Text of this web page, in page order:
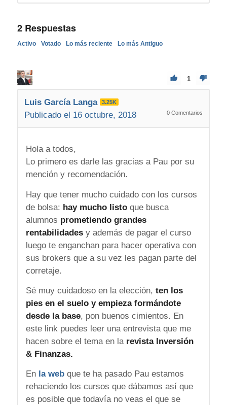
2Respuestas
Activo Votado Lo más reciente Lo más Antiguo
1
Luis García Langa 3.25K
Publicado el 16 octubre, 2018 0 Comentarios
Hola a todos,
Lo primero es darle las gracias a Pau por su
mención y recomendación.
Hay que tener mucho cuidado con los cursos
de bolsa: hay mucho listoque busca
alumnos prometiendo grandes
rentabilidadesy además de pagar el curso
luego te enganchan para hacer operativa con
sus brokers que a su vez les pagan parte del
corretaje.
Sé muy cuidadoso en la elección, ten los
pies en el suelo y empieza formándote
desde la base, pon buenos cimientos. En
este link puedes leer una entrevista que me
hacen sobre el tema en larevista Inversión
& Finanzas.
En la webque te ha pasado Pau estamos
rehaciendo los cursos que dábamos así que
es posible que todavía no veas el que se